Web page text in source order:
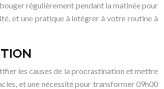
régulièrement pendant la matinée pour
et une pratique à intégrer à votre routine à
les causes de la procrastination et mettre
et une nécessité pour transformer 09h00